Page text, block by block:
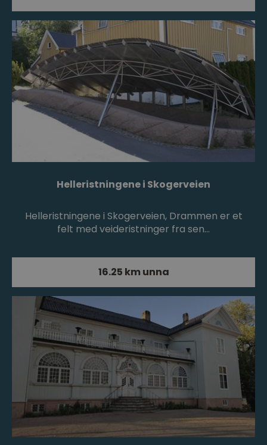
Helleristningene i Skogerveien
Helleristningene i Skogerveien, Drammen er et
felt med veideristninger fra sen…
16.25 km unna